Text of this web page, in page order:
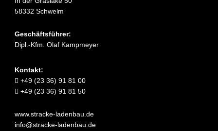
58332 Schwelm
Geschäftsführer:
Dipl.-Kfm. Olaf Kampmeyer
Kontakt:
+49 (23 36) 91 81 00
+49 (23 36) 91 81 50
www.stracke-ladenbau.de
info@stracke-ladenbau.de